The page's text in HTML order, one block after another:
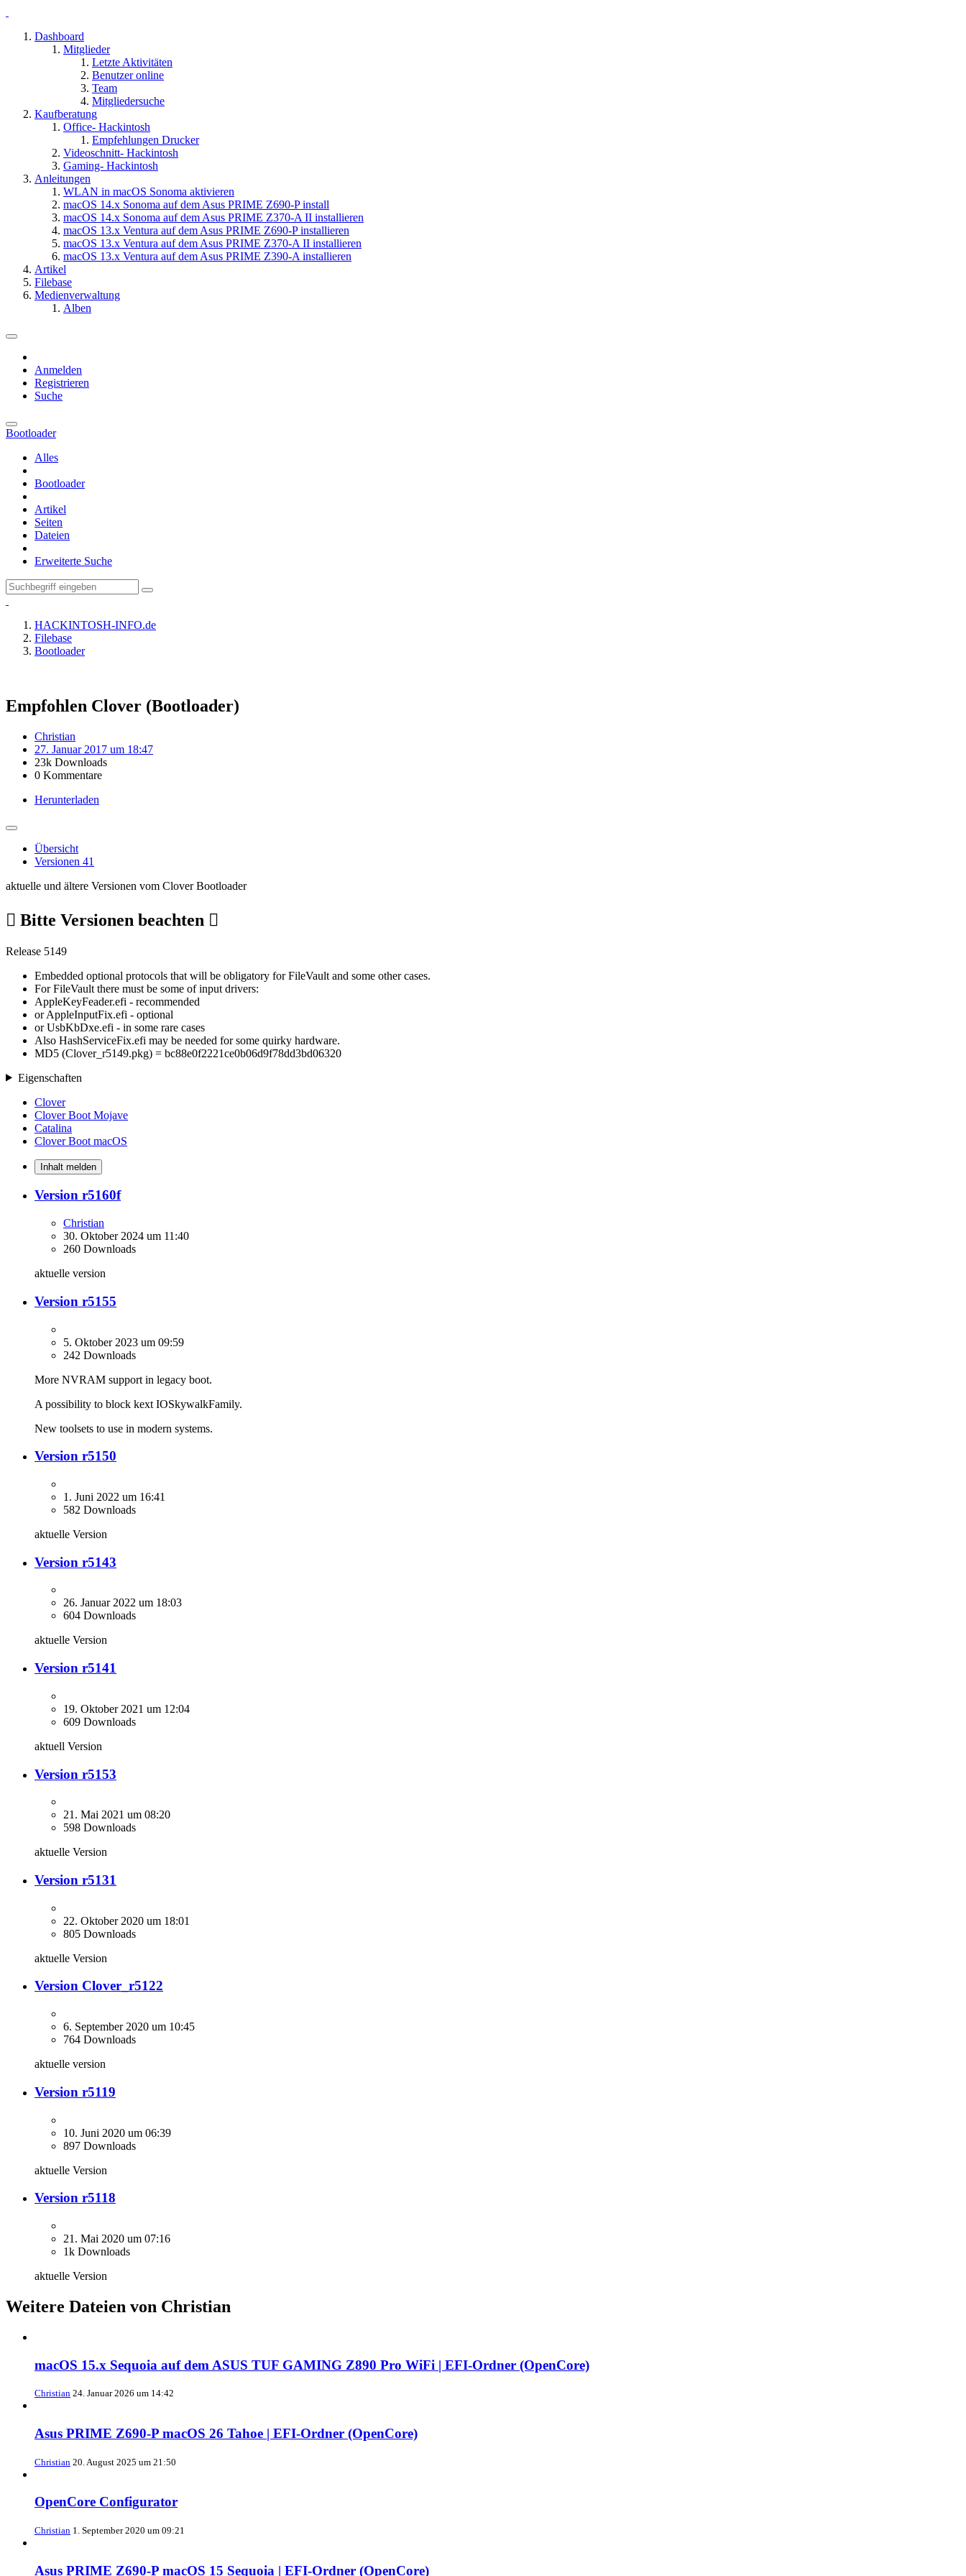
Dashboard
Mitglieder
Letzte Aktivitäten
Benutzer online
Team
Mitgliedersuche
Kaufberatung
Office- Hackintosh
Empfehlungen Drucker
Videoschnitt- Hackintosh
Gaming- Hackintosh
Anleitungen
WLAN in macOS Sonoma aktivieren
macOS 14.x Sonoma auf dem Asus PRIME Z690-P install
macOS 14.x Sonoma auf dem Asus PRIME Z370-A II installieren
macOS 13.x Ventura auf dem Asus PRIME Z690-P installieren
macOS 13.x Ventura auf dem Asus PRIME Z370-A II installieren
macOS 13.x Ventura auf dem Asus PRIME Z390-A installieren
Artikel
Filebase
Medienverwaltung
Alben
Anmelden
Registrieren
Suche
Bootloader
Alles
Bootloader
Artikel
Seiten
Dateien
Erweiterte Suche
HACKINTOSH-INFO.de
Filebase
Bootloader
Empfohlen Clover (Bootloader)
Christian
27. Januar 2017 um 18:47
23k Downloads
0 Kommentare
Herunterladen
Übersicht
Versionen 41
aktuelle und ältere Versionen vom Clover Bootloader
 Bitte Versionen beachten 
Release 5149
Embedded optional protocols that will be obligatory for FileVault and some other cases.
For FileVault there must be some of input drivers:
AppleKeyFeader.efi - recommended
or AppleInputFix.efi - optional
or UsbKbDxe.efi - in some rare cases
Also HashServiceFix.efi may be needed for some quirky hardware.
MD5 (Clover_r5149.pkg) = bc88e0f2221ce0b06d9f78dd3bd06320
Eigenschaften
Clover
Clover Boot Mojave
Catalina
Clover Boot macOS
Inhalt melden
Version r5160f
Christian
30. Oktober 2024 um 11:40
260 Downloads
aktuelle version
Version r5155
5. Oktober 2023 um 09:59
242 Downloads
More NVRAM support in legacy boot.
A possibility to block kext IOSkywalkFamily.
New toolsets to use in modern systems.
Version r5150
1. Juni 2022 um 16:41
582 Downloads
aktuelle Version
Version r5143
26. Januar 2022 um 18:03
604 Downloads
aktuelle Version
Version r5141
19. Oktober 2021 um 12:04
609 Downloads
aktuell Version
Version r5153
21. Mai 2021 um 08:20
598 Downloads
aktuelle Version
Version r5131
22. Oktober 2020 um 18:01
805 Downloads
aktuelle Version
Version Clover_r5122
6. September 2020 um 10:45
764 Downloads
aktuelle version
Version r5119
10. Juni 2020 um 06:39
897 Downloads
aktuelle Version
Version r5118
21. Mai 2020 um 07:16
1k Downloads
aktuelle Version
Weitere Dateien von Christian
macOS 15.x Sequoia auf dem ASUS TUF GAMING Z890 Pro WiFi | EFI-Ordner (OpenCore)
Christian 24. Januar 2026 um 14:42
Asus PRIME Z690-P macOS 26 Tahoe | EFI-Ordner (OpenCore)
Christian 20. August 2025 um 21:50
OpenCore Configurator
Christian 1. September 2020 um 09:21
Asus PRIME Z690-P macOS 15 Sequoia | EFI-Ordner (OpenCore)